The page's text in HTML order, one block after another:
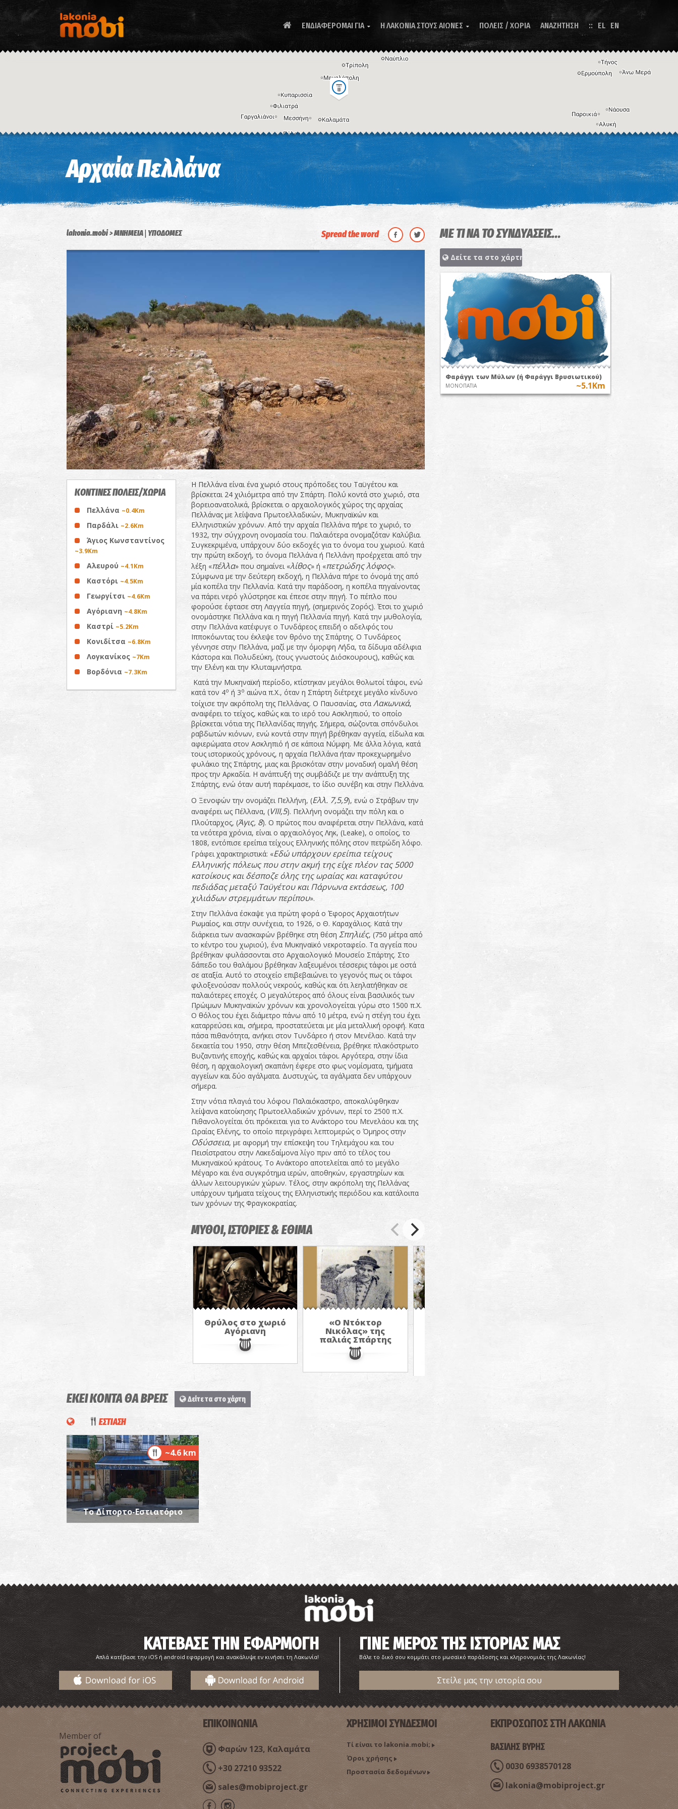
ΕΝΔΙΑΦΕΡΟΜΑΙ ΓΙΑ  Η ΛΑΚΩΝΙΑ ΣΤΟΥΣ ΑΙΩΝΕΣ  ΠΟΛΕΙΣ / ΧΩΡΙΑ ΑΝΑΖΗΤΗΣΗ EL EN
Συντομεύσεις πληκτρολογίου Η εικόνα ενδέχεται να υπόκειται σε πνευματικά δικαιώματα Όροι
Αρχαία Πελλάνα
lakonia.mobi ΜΝΗΜΕΙΑ| ΥΠΟΔΟΜΕΣ Spread the word
ΚΟΝΤΙΝΕΣ ΠΟΛΕΙΣ/ΧΩΡΙΑ
Πελλάνα ~0.4Km
Παρδάλι ~2.6Km
Άγιος Κωνσταντίνος
~3.9Km
Αλευρού ~4.1Km
Καστόρι ~4.5Km
Γεωργίτσι ~4.6Km
Αγόριανη ~4.8Km
Καστρί ~5.2Km
Κονιδίτσα ~6.8Km
Λογκανίκος ~7Km
Βορδόνια ~7.3Km
Η Πελλάνα είναι ένα χωριό στους πρόποδες του Ταϋγέτου και
βρίσκεται 24 χιλιόμετρα από την Σπάρτη. Πολύ κοντά στο χωριό, στα
βορειοανατολικά, βρίσκεται ο αρχαιολογικός χώρος της αρχαίας
Πελλάνας με λείψανα Πρωτοελλαδικών, Μυκηναϊκών και
Ελληνιστικών χρόνων. Από την αρχαία Πελλάνα πήρε το χωριό, το
1932, την σύγχρονη ονομασία του. Παλαιότερα ονομαζόταν Καλύβια.
Συγκεκριμένα, υπάρχουν δύο εκδοχές για το όνομα του χωριού. Κατά
την πρώτη εκδοχή, το όνομα Πελλάνα ή Πελλάνη προέρχεται από την
λέξη «πέλλα» που σημαίνει «λίθος» ή «πετρώδης λόφος».
Σύμφωνα με την δεύτερη εκδοχή, η Πελλάνα πήρε το όνομά της από
μία κοπέλα την Πελλανία. Κατά την παράδοση, η κοπέλα πηγαίνοντας
να πάρει νερό γλύστρησε και έπεσε στην πηγή. Το πέπλο που
φορούσε έφτασε στη Λαγγεία πηγή, (σημερινός Ζορός). Έτσι το χωριό
ονομάστηκε Πελλάνα και η πηγή Πελλανία πηγή. Κατά την μυθολογία,
στην Πελλάνα κατέφυγε ο Τυνδάρεος επειδή ο αδελφός του
Ιπποκόωντας του έκλεψε τον θρόνο της Σπάρτης. Ο Τυνδάρεος
γέννησε στην Πελλάνα, μαζί με την όμορφη Λήδα, τα δίδυμα αδέλφια
Κάστορα και Πολυδεύκη, (τους γνωστούς Διόσκουρους), καθώς και
την Ελένη και την Κλυταιμνήστρα.
Κατά την Μυκηναϊκή περίοδο, κτίστηκαν μεγάλοι θολωτοί τάφοι, ενώ
κατά τον 4ο ή 3ο αιώνα π.Χ., όταν η Σπάρτη διέτρεχε μεγάλο κίνδυνο
τοίχισε την ακρόπολη της Πελλάνας. Ο Παυσανίας, στα Λακωνικά,
αναφέρει το τείχος, καθώς και το ιερό του Ασκληπιού, το οποίο
βρίσκεται νότια της Πελλανίδας πηγής. Σήμερα, σώζονται σπόνδυλοι
ραβδωτών κιόνων, ενώ κοντά στην πηγή βρέθηκαν αγγεία, είδωλα και
αφιερώματα στον Ασκληπιό ή σε κάποια Νύμφη. Με άλλα λόγια, κατά
τους ιστορικούς χρόνους, η αρχαία Πελλάνα ήταν προκεχωρημένο
φυλάκιο της Σπάρτης, μιας και βρισκόταν στην μοναδική ομαλή θέση
προς την Αρκαδία. Η ανάπτυξή της συμβάδιζε με την ανάπτυξη της
Σπάρτης, ενώ όταν αυτή παρέκμασε, το ίδιο συνέβη και στην Πελλάνα.
Ο Ξενοφών την ονομάζει Πελλήνη, (Ελλ. 7,5,9), ενώ ο Στράβων την
αναφέρει ως Πέλλανα, (VIII,5). Πελλήνη ονομάζει την πόλη και ο
Πλούταρχος, (Άγις, 8). Ο πρώτος που αναφέρεται στην Πελλάνα, κατά
τα νεότερα χρόνια, είναι ο αρχαιολόγος Ληκ, (Leake), ο οποίος, το
1808, εντόπισε ερείπια τείχους Ελληνικής πόλης στον πετρώδη λόφο.
Γράφει χαρακτηριστικά: «Εδώ υπάρχουν ερείπια τείχους
Ελληνικής πόλεως που στην ακμή της είχε πλέον τας 5000
κατοίκους και δέσποζε όλης της ωραίας και καταφύτου
πεδιάδας μεταξύ Ταϋγέτου και Πάρνωνα εκτάσεως, 100
χιλιάδων στρεμμάτων περίπου».
Στην Πελλάνα έσκαψε για πρώτη φορά ο Έφορος Αρχαιοτήτων
Ρωμαίος, και στην συνέχεια, το 1926, ο Θ. Καραχάλιος. Κατά την
διάρκεια των ανασκαφών βρέθηκε στη θέση Σπηλιές, (750 μέτρα από
το κέντρο του χωριού), ένα Μυκηναϊκό νεκροταφείο. Τα αγγεία που
βρέθηκαν φυλάσσονται στο Αρχαιολογικό Μουσείο Σπάρτης. Στο
δάπεδο του θαλάμου βρέθηκαν λαξευμένοι τέσσερις τάφοι με οστά
σε αταξία. Αυτό το στοιχείο επιβεβαιώνει το γεγονός πως οι τάφοι
φιλοξενούσαν πολλούς νεκρούς, καθώς και ότι λεηλατήθηκαν σε
παλαιότερες εποχές. Ο μεγαλύτερος από όλους είναι βασιλικός των
Πρώιμων Μυκηναϊκών χρόνων και χρονολογείται γύρω στο 1500 π.Χ.
Ο θόλος του έχει διάμετρο πάνω από 10 μέτρα, ενώ η στέγη του έχει
καταρρεύσει και, σήμερα, προστατεύεται με μία μεταλλική οροφή. Κατα
πάσα πιθανότητα, ανήκει στον Τυνδάρεο ή στον Μενέλαο. Κατά την
δεκαετία του 1950, στην θέση Μπεζεσθένεια, βρέθηκε πλακόστρωτο
Βυζαντινής εποχής, καθώς και αρχαίοι τάφοι. Αργότερα, στην ίδια
θέση, η αρχαιολογική σκαπάνη έφερε στο φως νομίσματα, τμήματα
αγγείων και δύο αγάλματα. Δυστυχώς, τα αγάλματα δεν υπάρχουν
σήμερα.
Στην νότια πλαγιά του λόφου Παλαιόκαστρο, αποκαλύφθηκαν
λείψανα κατοίκησης Πρωτοελλαδικών χρόνων, περί το 2500 π.Χ.
Πιθανολογείται ότι πρόκειται για το Ανάκτορο του Μενελάου και της
Ωραίας Ελένης, το οποίο περιγράφει λεπτομερώς ο Όμηρος στην
Οδύσσεια, με αφορμή την επίσκεψη του Τηλεμάχου και του
Πεισίστρατου στην Λακεδαίμονα λίγο πριν από το τέλος του
Μυκηναϊκού κράτους. Το Ανάκτορο αποτελείται από το μεγάλο
Μέγαρο και ένα συγκρότημα ιερών, αποθηκών, εργαστηρίων και
άλλων λειτουργικών χώρων. Τέλος, στην ακρόπολη της Πελλάνας
υπάρχουν τμήματα τείχους της Ελληνιστικής περιόδου και κατάλοιπα
των χρόνων της Φραγκοκρατίας.
ΜΥΘΟΙ, ΙΣΤΟΡΙΕΣ & ΕΘΙΜΑ
Θρύλος στο χωριό
Αγόριανη
«Ο Ντόκτορ
Νικόλας» της
παλιάς Σπάρτης
ΜΕ ΤΙ ΝΑ ΤΟ ΣΥΝΔΥΑΣΕΙΣ...
Δείτε τα στο χάρτη
Φαράγγι των Μύλων (ή Φαράγγι Βρυσιωτικού)
ΜΟΝΟΠΑΤΙΑ ~5.1Km
ΕΚΕΙ ΚΟΝΤΑ ΘΑ ΒΡΕΙΣ Δείτε τα στο χάρτη
ΕΣΤΙΑΣΗ
~4.6 km
Το Δίπορτο-Εστιατόριο
ΚΑΤΕΒΑΣΕ ΤΗΝ ΕΦΑΡΜΟΓΗ
Απλά κατέβασε την iOS ή android εφαρμογή και ανακάλυψε εν κινήσει τη Λακωνία!
ΓΙΝΕ ΜΕΡΟΣ ΤΗΣ ΙΣΤΟΡΙΑΣ ΜΑΣ
Βάλε το δικό σου κομμάτι στο μωσαϊκό παράδοσης και κληρονομιάς της Λακωνίας!
Στείλε μας την ιστορία σου
Member of
ΕΠΙΚΟΙΝΩΝΙΑ
Φαρών 123, Καλαμάτα
+30 27210 93522
sales@mobiproject.gr
ΧΡΗΣΙΜΟΙ ΣΥΝΔΕΣΜΟΙ
Τί είναι το lakonia.mobi;
Όροι χρήσης
Προστασία δεδομένων
ΕΚΠΡΟΣΩΠΟΣ ΣΤΗ ΛΑΚΩΝΙΑ
ΒΑΣΙΛΗΣ ΒΥΡΗΣ
0030 6938570128
lakonia@mobiproject.gr